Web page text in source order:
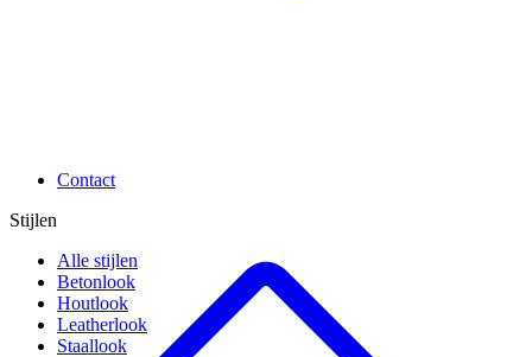
Contact
Stijlen
Alle stijlen
Betonlook
Houtlook
Leatherlook
Staallook